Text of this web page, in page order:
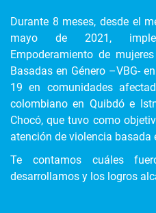
Durante 8 meses, desde el
mayo de 2021,
Empoderamiento de
Basadas en Género –VBG-
19 en comunidades
colombiano en Quibdó e
Chocó, que tuvo como
atención de violencia basada
Te contamos cuáles
desarrollamos y los logros